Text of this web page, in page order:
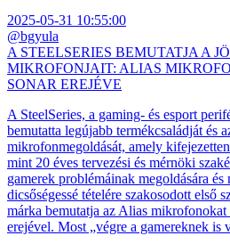
2025-05-31 10:55:00
@bgyula
A STEELSERIES BEMUTATJA A
MIKROFONJAIT: ALIAS
SONAR EREJÉVE
A SteelSeries, a gaming- és esport
bemutatta legújabb termékcsaládját és
mikrofonmegoldását, amely
mint 20 éves tervezési és mérnöki
gamerek problémáinak megoldására és
dicsőségessé tételére szakosodott első
márka bemutatja az Alias mikrofonokat
erejével. Most „végre a gamereknek is